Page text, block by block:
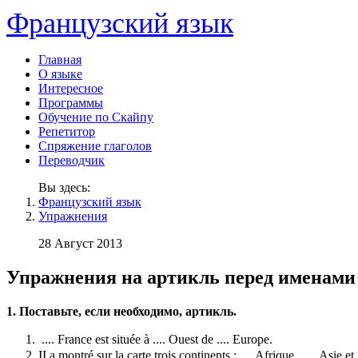
Французский язык
Главная
О языке
Интересное
Программы
Обучение по Скайпу
Репетитор
Спряжение глаголов
Переводчик
Вы здесь:
Французский язык
Упражнения
28 Август 2013
Упражнения на артикль перед
1. Поставьте, если необходимо, артикль.
.... France est située à .... Ouest de .... Europe.
II a montré sur la carte trois continents : .... Afrique, ..... Asie et